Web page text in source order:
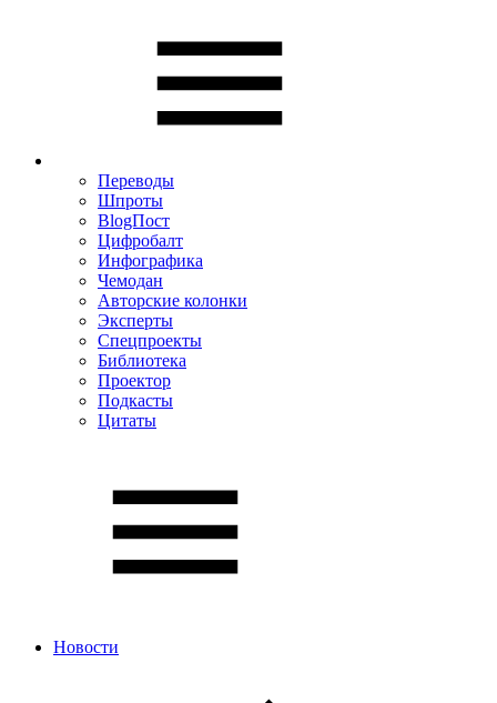
Переводы
Шпроты
BlogПост
Цифробалт
Инфографика
Чемодан
Авторские колонки
Эксперты
Спецпроекты
Библиотека
Проектор
Подкасты
Цитаты
Новости